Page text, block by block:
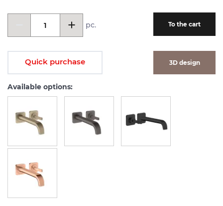
pc. To the cart
Quick purchase 3D design
Available options: